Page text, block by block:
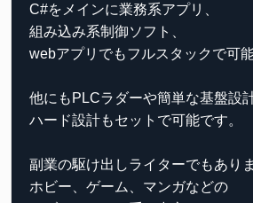
C#をメインに業務系アプリ、
組み込み系制御ソフト、
webアプリでもフルスタックで可能
他にもPLCラダーや簡単な基盤設
ハード設計もセットで可能です。
副業の駆け出しライターでもありま
ホビー、ゲーム、マンガなどの